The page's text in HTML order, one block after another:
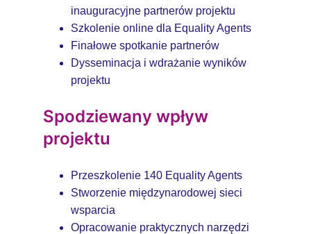
inauguracyjne partnerów projektu
Szkolenie online dla Equality Agents
Finałowe spotkanie partnerów
Dysseminacja i wdrażanie wyników
projektu
Spodziewany wpływ
projektu
Przeszkolenie 140 Equality Agents
Stworzenie międzynarodowej sieci
wsparcia
Opracowanie praktycznych narzędzi